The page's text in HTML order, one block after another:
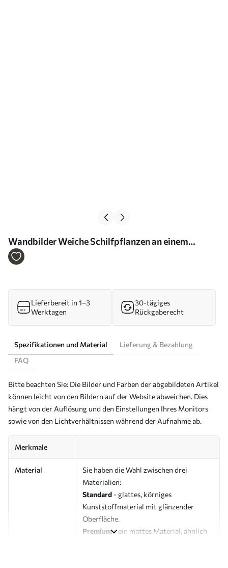
Wandbilder Weiche Schilfpflanzen an einem
ruhigen See und eine moderne Hütte am Ufer Art.
Lieferbereit in 1–3
Werktagen
30-tägiges
Rückgaberecht
Spezifikationen und Material
Lieferung & Bezahlung
FAQ
Bitte beachten Sie: Die Bilder und Farben der abgebildeten Artikel
können leicht von den Bildern auf der Website abweichen. Dies
hängt von der Auflösung und den Einstellungen Ihres Monitors
sowie von den Lichtverhältnissen während der Aufnahme ab.
Merkmale
Material
Sie haben die Wahl zwischen drei
Materialien:
Standard - glattes, körniges
Kunststoffmaterial mit glänzender
Oberfläche.
Premium- ein mattes Material, ähnlich